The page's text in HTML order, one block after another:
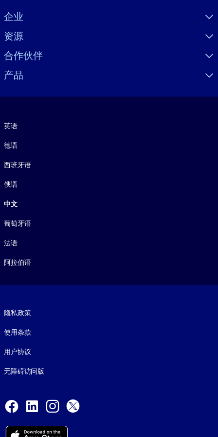
Visually hidden Text
企业
资源
合作伙伴
产品
英语
德语
西班牙语
俄语
中文
葡萄牙语
法语
阿拉伯语
隐私政策
使用条款
用户协议
无障碍访问版
Facebook
LinkedInInstagram